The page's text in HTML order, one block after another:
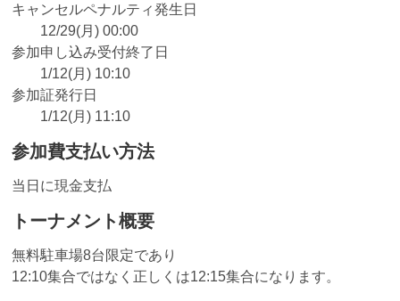
キャンセルペナルティ発生日
12/29(月) 00:00
参加申し込み受付終了日
1/12(月) 10:10
参加証発行日
1/12(月) 11:10
参加費支払い方法
当日に現金支払
トーナメント概要
無料駐車場8台限定であり
12:10集合ではなく正しくは12:15集合になります。